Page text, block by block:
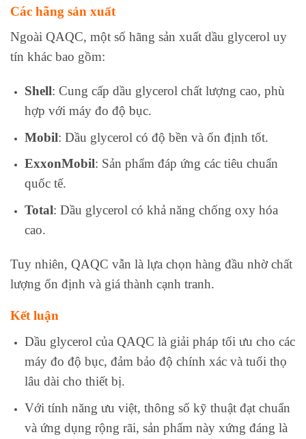
Các hãng sản xuất
Ngoài QAQC, một số hãng sản xuất dầu glycerol uy
tín khác bao gồm:
Shell: Cung cấp dầu glycerol chất lượng cao, phù
hợp với máy đo độ bục.
Mobil: Dầu glycerol có độ bền và ổn định tốt.
ExxonMobil: Sản phẩm đáp ứng các tiêu chuẩn
quốc tế.
Total: Dầu glycerol có khả năng chống oxy hóa
cao.
Tuy nhiên, QAQC vẫn là lựa chọn hàng đầu nhờ chất
lượng ổn định và giá thành cạnh tranh.
Kết luận
Dầu glycerol của QAQC là giải pháp tối ưu cho các
máy đo độ bục, đảm bảo độ chính xác và tuổi thọ
lâu dài cho thiết bị.
Với tính năng ưu việt, thông số kỹ thuật đạt chuẩn
và ứng dụng rộng rãi, sản phẩm này xứng đáng là